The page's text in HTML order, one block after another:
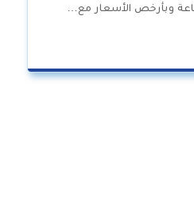
وبأرخص الأسعار مع…